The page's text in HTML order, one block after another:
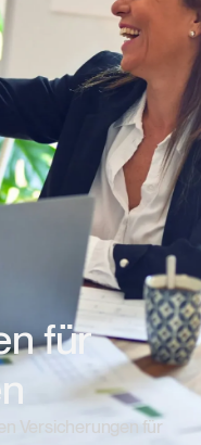
für
Versicherungen für